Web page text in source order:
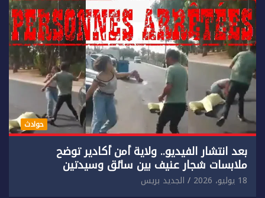
حوادث
بعد انتشار الفيديو.. ولاية أمن أكادير توضح
ملابسات شجار عنيف بين سائق وسيدتين
18 يوليو، 2026 الجديد بريس